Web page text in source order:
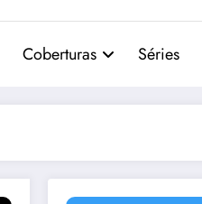
Coberturas Séries